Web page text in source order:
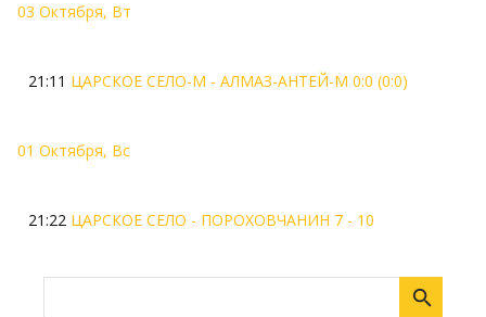
03 Октября, Вт
21:11 ЦАРСКОЕ СЕЛО-М - АЛМАЗ-АНТЕЙ-М 0:0 (0:0)
01 Октября, Вс
21:22 ЦАРСКОЕ СЕЛО - ПОРОХОВЧАНИН 7 - 10